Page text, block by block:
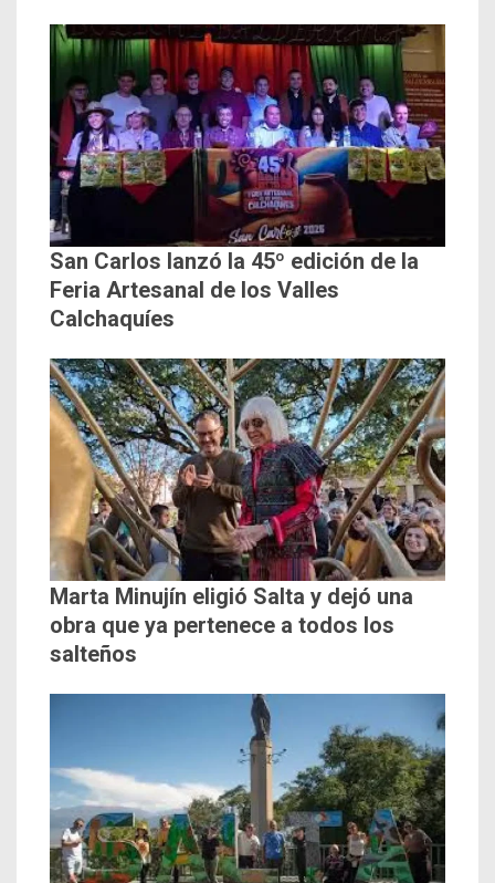
San Carlos lanzó la 45º edición de la
Feria Artesanal de los Valles
Calchaquíes
Marta Minujín eligió Salta y dejó una
obra que ya pertenece a todos los
salteños